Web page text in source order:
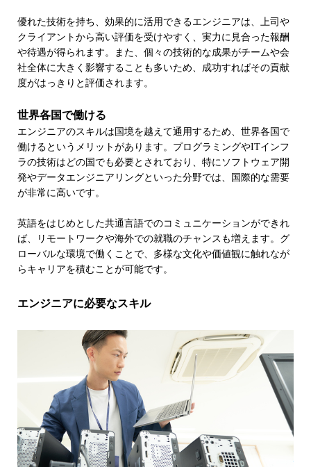
優れた技術を持ち、効果的に活用できるエンジニアは、上司や
クライアントから高い評価を受けやすく、実力に見合った報酬
や待遇が得られます。また、個々の技術的な成果がチームや会
社全体に大きく影響することも多いため、成功すればその貢献
度がはっきりと評価されます。
世界各国で働ける
エンジニアのスキルは国境を越えて通用するため、世界各国で
働けるというメリットがあります。プログラミングやITインフ
ラの技術はどの国でも必要とされており、特にソフトウェア開
発やデータエンジニアリングといった分野では、国際的な需要
が非常に高いです。
英語をはじめとした共通言語でのコミュニケーションができれ
ば、リモートワークや海外での就職のチャンスも増えます。グ
ローバルな環境で働くことで、多様な文化や価値観に触れなが
らキャリアを積むことが可能です。
エンジニアに必要なスキル